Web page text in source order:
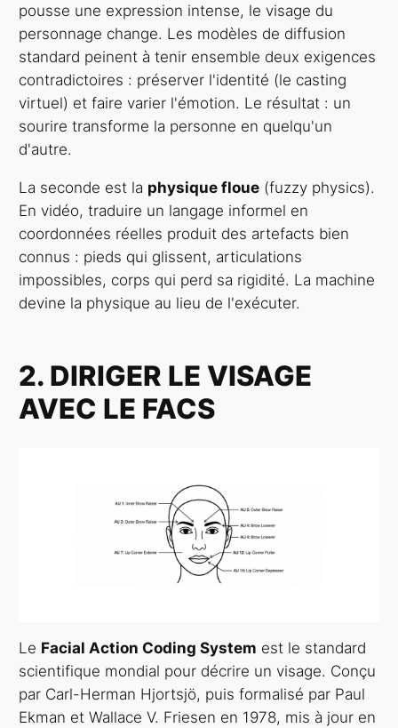
pousse une expression intense, le visage du
personnage change. Les modèles de diffusion
standard peinent à tenir ensemble deux exigences
contradictoires : préserver l'identité (le casting
virtuel) et faire varier l'émotion. Le résultat : un
sourire transforme la personne en quelqu'un
d'autre.
La seconde est la physique floue (fuzzy physics).
En vidéo, traduire un langage informel en
coordonnées réelles produit des artefacts bien
connus : pieds qui glissent, articulations
impossibles, corps qui perd sa rigidité. La machine
devine la physique au lieu de l'exécuter.
2. DIRIGER LE VISAGE
AVEC LE FACS
Le Facial Action Coding System est le standard
scientifique mondial pour décrire un visage. Conçu
par Carl-Herman Hjortsjö, puis formalisé par Paul
Ekman et Wallace V. Friesen en 1978, mis à jour en